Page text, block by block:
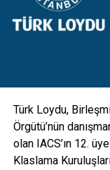
donatıldı.
gibi ekipmanlarla
Türk Loydu,
Örgütü’nün
olan IACS’ın 12.
Klaslama